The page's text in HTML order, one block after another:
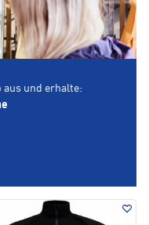
aus und erhalte: